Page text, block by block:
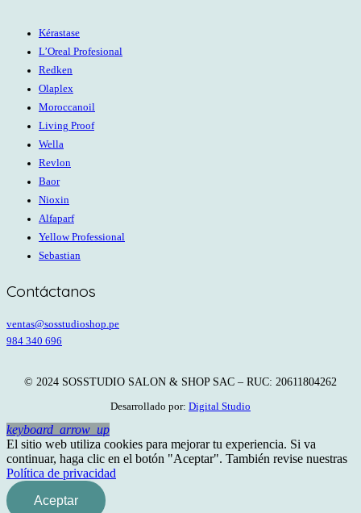
Kérastase
L’Oreal Profesional
Redken
Olaplex
Moroccanoil
Living Proof
Wella
Revlon
Baor
Nioxin
Alfaparf
Yellow Professional
Sebastian
Contáctanos
ventas@sosstudioshop.pe
984 340 696
© 2024 SOSSTUDIO SALON & SHOP SAC – RUC: 20611804262
Desarrollado por: Digital Studio
keyboard_arrow_up
El sitio web utiliza cookies para mejorar tu experiencia. Si va
continuar, haga clic en el botón "Aceptar". También revise nuestras
Política de privacidad
Aceptar